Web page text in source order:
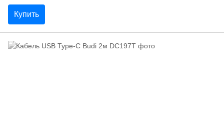
Купить